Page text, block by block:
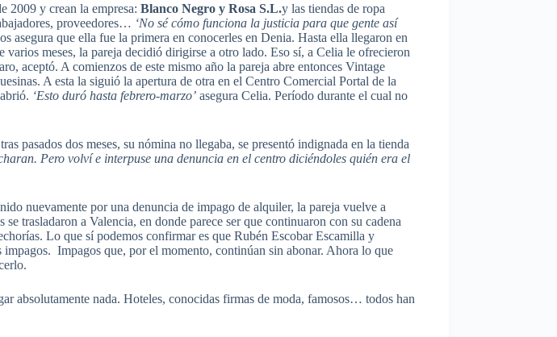
2009 y crean la empresa: Blanco Negro y Rosa S.L.y las tiendas de ropa
proveedores… ‘No sé cómo funciona la justicia para que gente así
asegura que ella fue la primera en conocerles en Denia. Hasta ella llegaron en
meses, la pareja decidió dirigirse a otro lado. Eso sí, a Celia le ofrecieron
aceptó. A comienzos de este mismo año la pareja abre entonces Vintage
A esta la siguió la apertura de otra en el Centro Comercial Portal de la
‘Esto duró hasta febrero-marzo’ asegura Celia. Período durante el cual no
pasados dos meses, su nómina no llegaba, se presentó indignada en la tienda
Pero volví e interpuse una denuncia en el centro diciéndoles quién era el
nuevamente por una denuncia de impago de alquiler, la pareja vuelve a
trasladaron a Valencia, en donde parece ser que continuaron con su cadena
Lo que sí podemos confirmar es que Rubén Escobar Escamilla y
Impagos que, por el momento, continúan sin abonar. Ahora lo que
absolutamente nada. Hoteles, conocidas firmas de moda, famosos… todos han